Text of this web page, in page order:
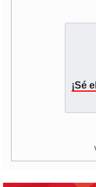
¡Sé